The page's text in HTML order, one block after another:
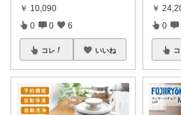
￥ 10,090
0 0 6
コレ いいね
￥
0